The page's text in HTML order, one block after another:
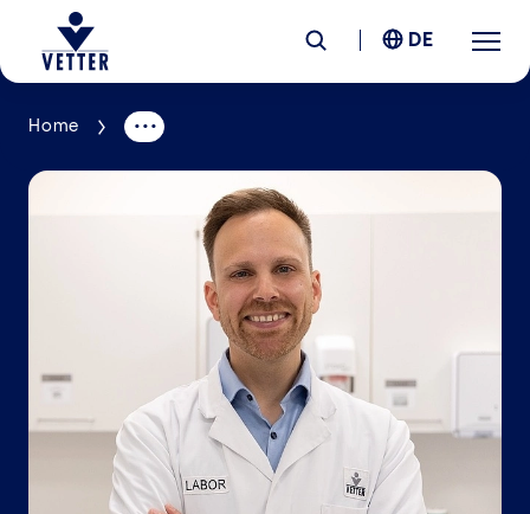
Unternehmen
Verantwortung
News &Insights
Karriere
DE
Home